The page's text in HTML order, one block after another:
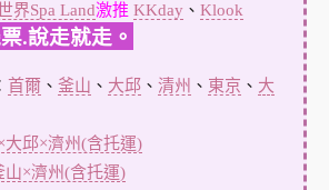
界Spa Land激推 KKday 、 Klook
.說走就走。
首爾 、 釜山 、 大邱 、 清州 、 東京 、 大
大邱×濟州(含托運)
山×濟州(含托運)